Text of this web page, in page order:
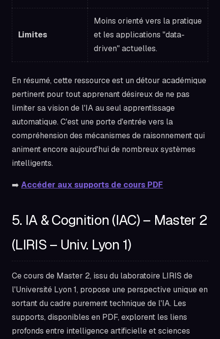
Limites
Moins orienté vers la pratique
et les applications "data-
driven" actuelles.
En résumé, cette ressource est un détour académique
pertinent pour tout apprenant désireux de ne pas
limiter sa vision de l'IA au seul apprentissage
automatique. C'est une porte d'entrée vers la
compréhension des mécanismes de raisonnement qui
animent encore aujourd'hui de nombreux systèmes
intelligents.
➡️ Accéder aux supports de cours PDF
5. IA & Cognition (IAC) – Master 2
(LIRIS – Univ. Lyon 1)
Ce cours de Master 2, issu du laboratoire LIRIS de
l'Université Lyon 1, propose une perspective unique en
sortant du cadre purement technique de l'IA. Les
supports, disponibles en PDF, explorent les liens
profonds entre intelligence artificielle et sciences